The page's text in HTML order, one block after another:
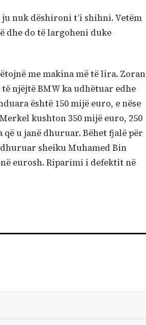
nuk dëshironi t’i shihni. Vetëm
dhe do të largoheni duke
me makina më të lira. Zoran
njëjtë BMW ka udhëtuar edhe
është 150 mijë euro, e nëse
kushton 350 mijë euro, 250
që u janë dhuruar. Bëhet fjalë për
dhuruar sheiku Muhamed Bin
eurosh. Riparimi i defektit në